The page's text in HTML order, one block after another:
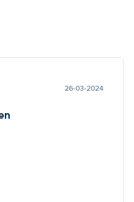
26-03-2024